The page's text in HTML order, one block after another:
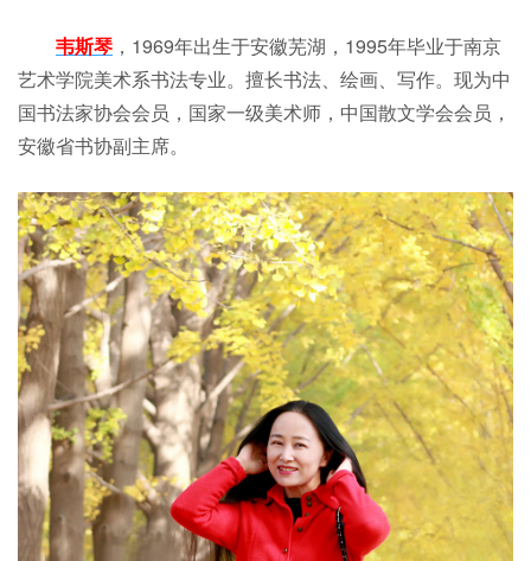
韦斯琴 ，1969年出生于安徽芜湖，1995年毕业于南京
艺术学院美术系书法专业。擅长书法、绘画、写作。现为中
国书法家协会会员，国家一级美术师，中国散文学会会员，
安徽省书协副主席。